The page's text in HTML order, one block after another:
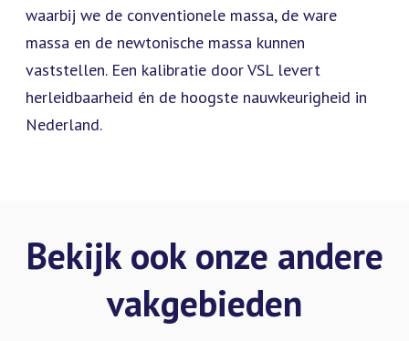
waarbij we de conventionele massa, de ware
massa en de newtonische massa kunnen
vaststellen. Een kalibratie door VSL levert
herleidbaarheid én de hoogste nauwkeurigheid in
Nederland.
Bekijk ook onze andere
vakgebieden